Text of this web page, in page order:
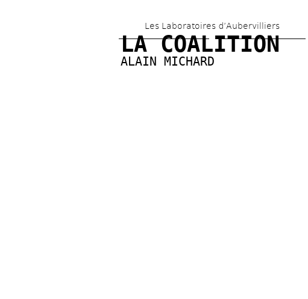
Les Laboratoires d’Aubervilliers
LA COALITION
ALAIN MICHARD